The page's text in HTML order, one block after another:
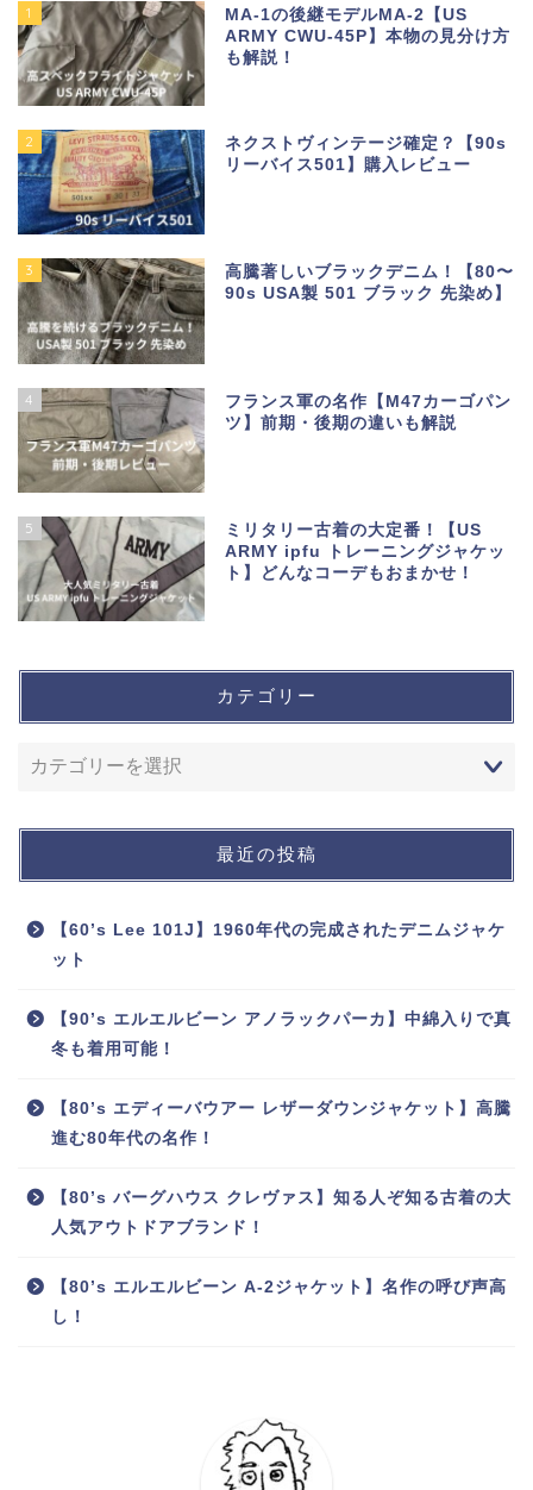
1
MA-1の後継モデルMA-2【US
ARMY CWU-45P】本物の見分け方
も解説！
2
ネクストヴィンテージ確定？【90s
リーバイス501】購入レビュー
3
高騰著しいブラックデニム！【80〜
90s USA製 501 ブラック 先染め】
4
フランス軍の名作【M47カーゴパン
ツ】前期・後期の違いも解説
5
ミリタリー古着の大定番！【US
ARMY ipfu トレーニングジャケッ
ト】どんなコーデもおまかせ！
カテゴリー
最近の投稿
【60’s Lee 101J】1960年代の完成されたデニムジャケ
ット
【90’s エルエルビーン アノラックパーカ】中綿入りで真
冬も着用可能！
【80’s エディーバウアー レザーダウンジャケット】高騰
進む80年代の名作！
【80’s バーグハウス クレヴァス】知る人ぞ知る古着の大
人気アウトドアブランド！
【80’s エルエルビーン A-2ジャケット】名作の呼び声高
し！